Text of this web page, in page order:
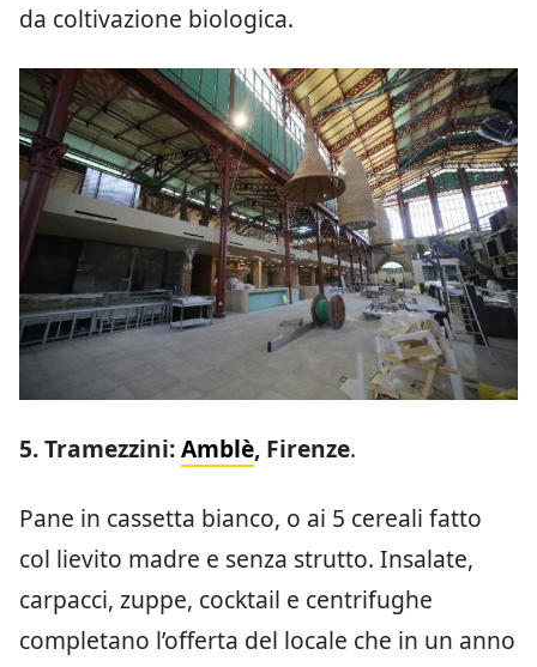
da coltivazione biologica.
5. Tramezzini:Amblè, Firenze.
Pane in cassetta bianco, o ai 5 cereali fatto
col lievito madre e senza strutto. Insalate,
carpacci, zuppe, cocktail e centrifughe
completano l’offerta del locale che in un anno